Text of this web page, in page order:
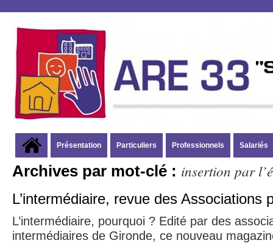
Présentation Particuliers Professionnels Salariés
Archives par mot-clé : insertion par
L’intermédiaire, revue des Associations
L’intermédiaire, pourquoi ? Edité par des
intermédiaires de Gironde, ce nouveau